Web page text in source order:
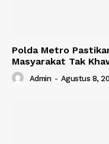
Polda Metro
Masyarakat Tak
Admin - Agustus 8,